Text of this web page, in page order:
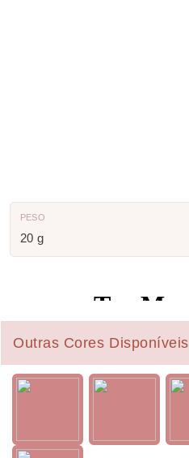
PESO
20 g
Outras Cores Disponíveis